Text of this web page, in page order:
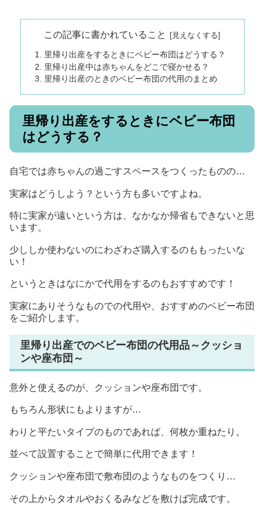
この記事に書かれていること
里帰り出産をするときにベビー布団はどうする？
里帰り出産中は赤ちゃんをどこで寝かせる？
里帰り出産のときのベビー布団の代用のまとめ
里帰り出産をするときにベビー布団
はどうする？
自宅では赤ちゃんの過ごすスペースをつくったものの…
実家はどうしよう？という方も多いですよね。
特に実家が遠いという方は、なかなか帰省もできないと思
います。
少ししか使わないのにわざわざ購入するのももったいな
い！
というときはなにかで代用をするのもおすすめです！
実家にありそうなものでの代用や、おすすめのベビー布団
をご紹介します。
里帰り出産でのベビー布団の代用品～クッショ
ンや座布団～
意外と使えるのが、クッションや座布団です。
もちろん形状にもよりますが…
わりと平たいタイプのものであれば、何枚か重ねたり。
並べて設置することで簡単に代用できます！
クッションや座布団で敷布団のようなものをつくり…
その上からタオルやおくるみなどを敷けば完成です。